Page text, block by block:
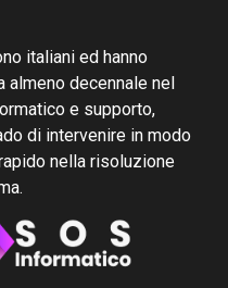
italiani ed hanno
almeno decennale nel
e supporto,
di intervenire in modo
nella risoluzione